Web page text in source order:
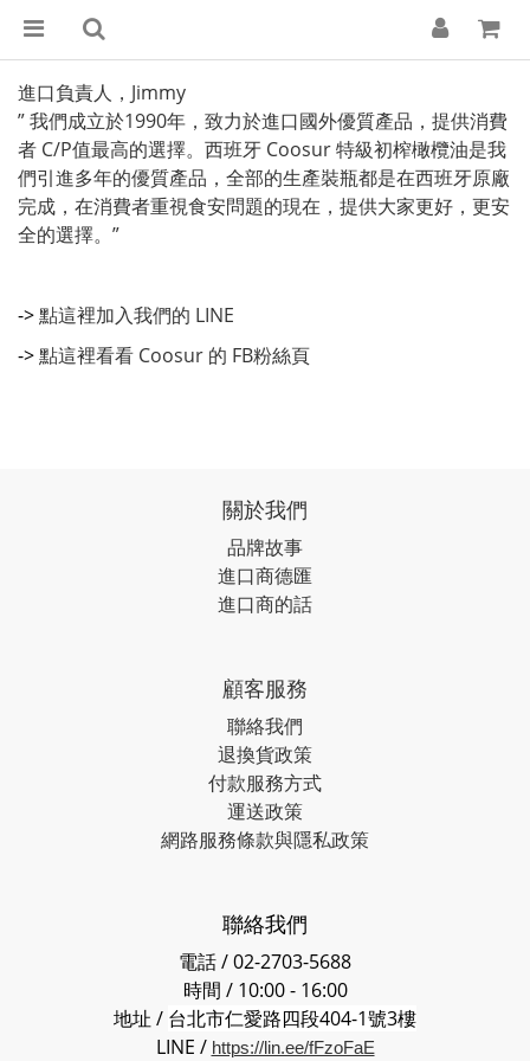
進口負責人，Jimmy
​” 我們成立於1990年，致力於進口國外優質產品，提供消費
者 C/P值最高的選擇。西班牙 Coosur 特級初榨橄欖油是我
們引進多年的優質產品，全部的生產裝瓶都是在西班牙原廠
完成，在消費者重視食安問題的現在，提供大家更好，更安
全的選擇。”
->點這裡加入我們的 LINE
->點這裡看看 Coosur 的 FB粉絲頁
關於我們
品牌故事
進口商德匯
進口商的話
顧客服務
聯絡我們
退換貨政策
付款服務方式
運送政策
網路服務條款與隱私政策
聯絡我們
電話 / 02-2703-5688
時間 / 10:00 - 16:00
地址 / 台北市仁愛路四段404-1號3樓
LINE / https://lin.ee/fFzoFaE